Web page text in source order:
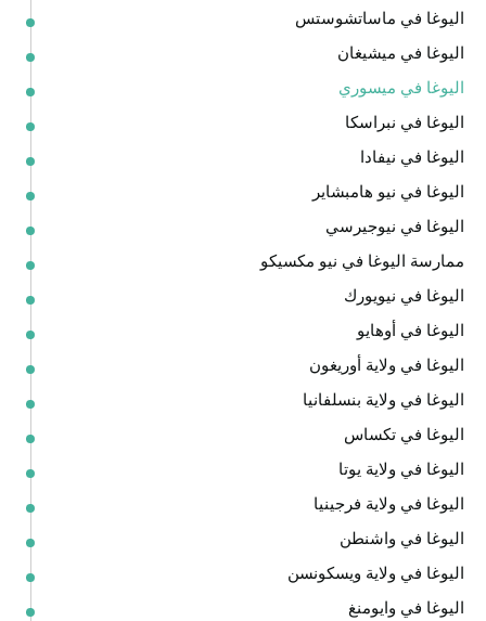
اليوغا في ماساتشوستس
اليوغا في ميشيغان
اليوغا في ميسوري
اليوغا في نبراسكا
اليوغا في نيفادا
اليوغا في نيو هامبشاير
اليوغا في نيوجيرسي
ممارسة اليوغا في نيو مكسيكو
اليوغا في نيويورك
اليوغا في أوهايو
اليوغا في ولاية أوريغون
اليوغا في ولاية بنسلفانيا
اليوغا في تكساس
اليوغا في ولاية يوتا
اليوغا في ولاية فرجينيا
اليوغا في واشنطن
اليوغا في ولاية ويسكونسن
اليوغا في وايومنغ